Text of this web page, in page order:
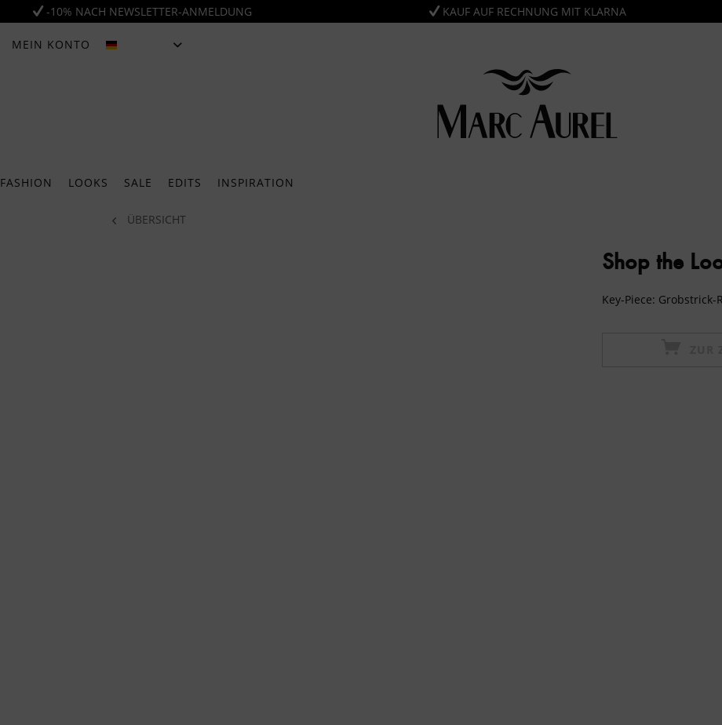
-10% NACH NEWSLETTER-ANMELDUNG KAUF AUF RECHNUNG MIT KLARNA
MEIN KONTO
FASHION LOOKS SALE EDITS INSPIRATION
ÜBERSICHT
Shop the
Key-Piece: